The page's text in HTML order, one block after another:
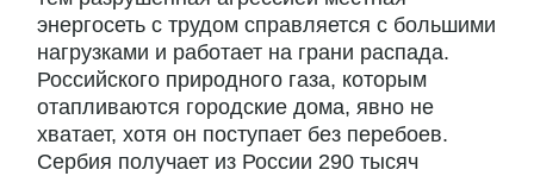
энергосеть с трудом справляется с большими
нагрузками и работает на грани распада.
Российского природного газа, которым
отапливаются городские дома, явно не
хватает, хотя он поступает без перебоев.
Сербия получает из России 290 тысяч